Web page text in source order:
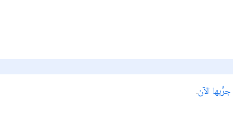
جرِّبها الآن.